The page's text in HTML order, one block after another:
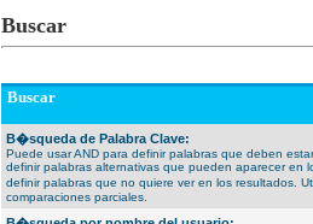
Buscar
Buscar
B�squeda de Palabra Clave:
Puede usar AND para definir palabras que deben
definir palabras alternativas que pueden aparecer en
definir palabras que no quiere ver en los resultados.
comparaciones parciales.